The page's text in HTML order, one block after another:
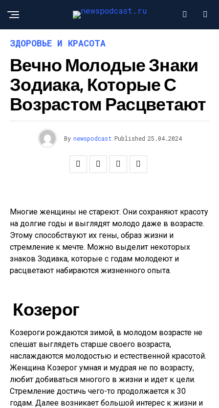
ЗДОРОВЬЕ И КРАСОТА
Вечно Молодые Знаки
Зодиака, Которые С
Возрастом Расцветают
By newspodcast Published 25.04.2024
Многие женщины не стареют. Они сохраняют красоту
на долгие годы и выглядят молодо даже в возрасте.
Этому способствуют их гены, образ жизни и
стремление к мечте. Можно выделит некоторых
знаков Зодиака, которые с годам молодеют и
расцветают набираются жизненного опыта.
Козерог
Козероги рождаются зимой, в молодом возрасте не
спешат выглядеть старше своего возраста,
наслаждаются молодостью и естественной красотой.
Женщина Козерог умная и мудрая не по возрасту,
любит добиваться многого в жизни и идет к цели.
Стремление достичь чего-то продолжается к 30
годам. Далее возникает большой интерес к жизни и